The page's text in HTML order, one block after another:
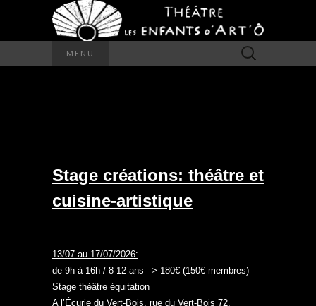
MENU Rechercher :
Stage créations: théâtre et
cuisine-artistique
13/07 au 17/07/2026:
de 9h à 16h / 8-12 ans –> 180€ (150€ membres)
Stage théâtre équitation
A l’Écurie du Vert-Bois, rue du Vert-Bois 72,